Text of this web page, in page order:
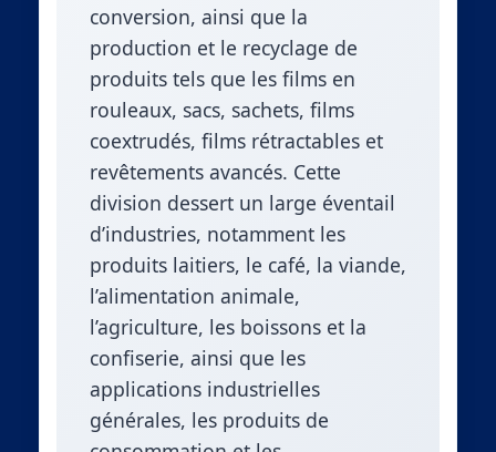
conversion, ainsi que la
production et le recyclage de
produits tels que les films en
rouleaux, sacs, sachets, films
coextrudés, films rétractables et
revêtements avancés. Cette
division dessert un large éventail
d’industries, notamment les
produits laitiers, le café, la viande,
l’alimentation animale,
l’agriculture, les boissons et la
confiserie, ainsi que les
applications industrielles
générales, les produits de